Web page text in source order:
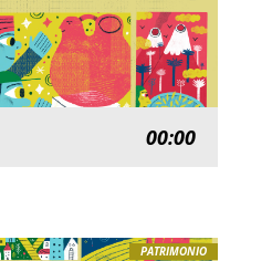
00:00
PATRIMONIO